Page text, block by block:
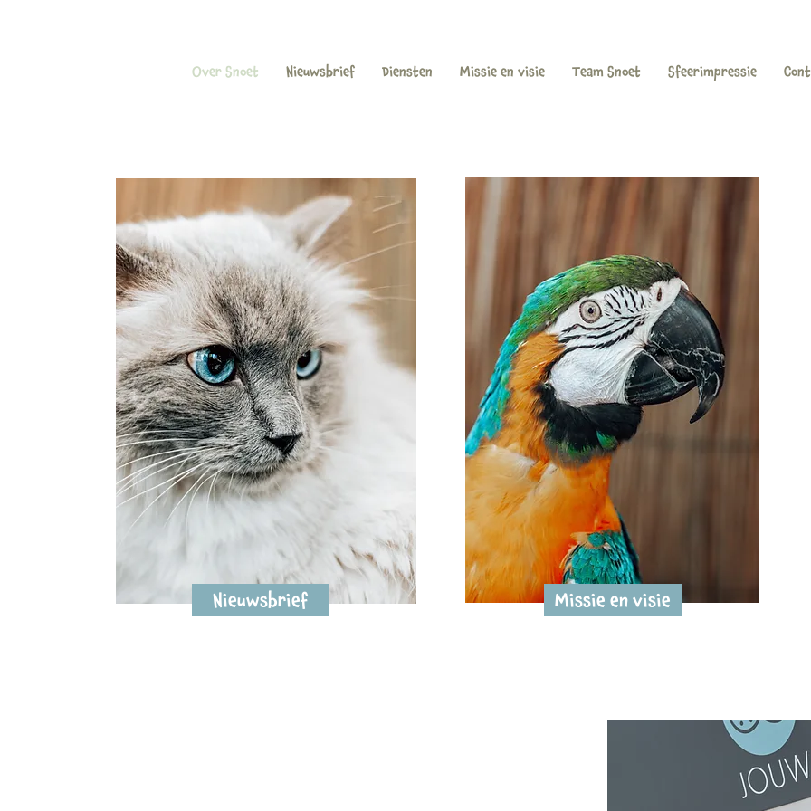
Over Snoet Nieuwsbrief Diensten Missie en visie Team Snoet Sfeerimpressie
Nieuwsbrief Missie en visie